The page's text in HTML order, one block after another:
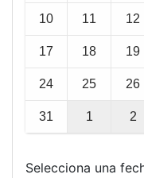
10 11 12
17 18 19
24 25 26
31 1 2
Selecciona una